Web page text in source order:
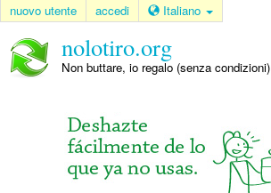
nuovo utente accedi Italiano
nolotiro.org
Non buttare, io regalo (senza condizioni)